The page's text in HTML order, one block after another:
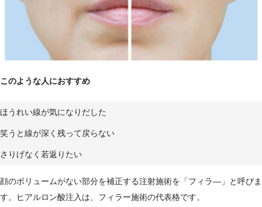
このような人におすすめ
ほうれい線が気になりだした
笑うと線が深く残って戻らない
さりげなく若返りたい
顔のボリュームがない部分を補正する注射施術を「フィラ―」と呼びま
す。ヒアルロン酸注入は、フィラー施術の代表格です。